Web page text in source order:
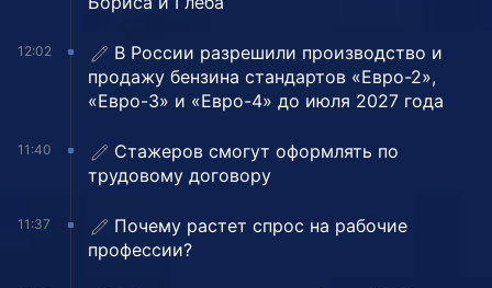
12:02
В России разрешили производство и
продажу бензина стандартов «Евро-2»,
«Евро-3» и «Евро-4» до июля 2027 года
11:40
Стажеров смогут оформлять по
трудовому договору
11:37
Почему растет спрос на рабочие
профессии?